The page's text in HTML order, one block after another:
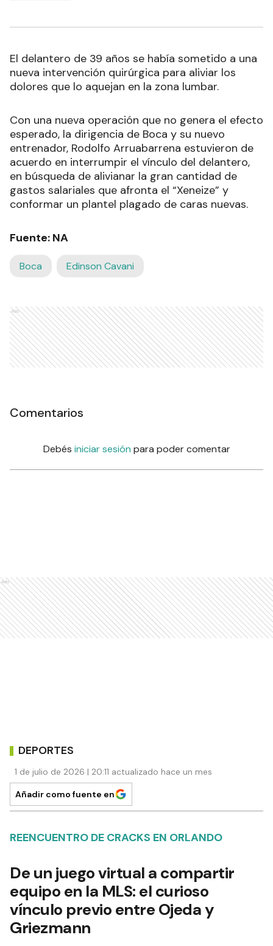
El delantero de 39 años se había sometido a una
nueva intervención quirúrgica para aliviar los
dolores que lo aquejan en la zona lumbar.
Con una nueva operación que no genera el efecto
esperado, la dirigencia de Boca y su nuevo
entrenador, Rodolfo Arruabarrena estuvieron de
acuerdo en interrumpir el vínculo del delantero,
en búsqueda de alivianar la gran cantidad de
gastos salariales que afronta el “Xeneize” y
conformar un plantel plagado de caras nuevas.
Fuente: NA
Boca Edinson Cavani
Ads
Comentarios
Debés iniciar sesión para poder comentar
Ads
DEPORTES
1 de julio de 2026 | 20:11 actualizado hace un mes
Añadir como fuente en
REENCUENTRO DE CRACKS EN ORLANDO
De un juego virtual a compartir
equipo en la MLS: el curioso
vínculo previo entre Ojeda y
Griezmann